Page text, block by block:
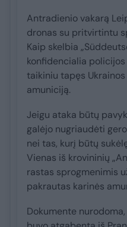
Antradienio vakarą
dronas su pritvirtintu
Kaip skelbia
konfidencialia
taikiniu tapęs
amuniciją.
Jeigu ataka būtų
galėjo nugriaudėti
nei tas, kurį būtų
Vienas iš krovininių
rastas sprogmenimis
pakrautas karinės
Dokumente